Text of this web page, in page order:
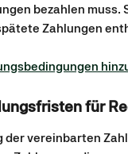
bezahlen
Zahlungen
für
der vereinbarten